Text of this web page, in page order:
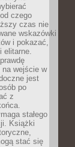
czego
czas nie
wskazówki
i pokazać,
elitarne.
wejście w
jest
po
z
stałego
Książki
stać się